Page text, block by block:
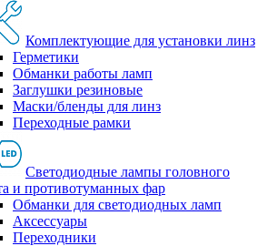
Комплектующие для установки линз
Герметики
Обманки работы ламп
Заглушки резиновые
Маски/бленды для линз
Переходные рамки
Светодиодные лампы головного
и противотуманных фар
Обманки для светодиодных ламп
Аксессуары
Переходники